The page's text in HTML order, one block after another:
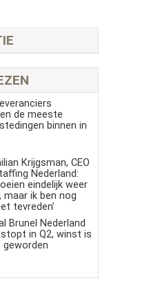
de meeste
binnen in
Krijgsman, CEO
Nederland:
eindelijk weer
maar ik ben nog
tevreden’
Brunel Nederland
in Q2, winst is
geworden